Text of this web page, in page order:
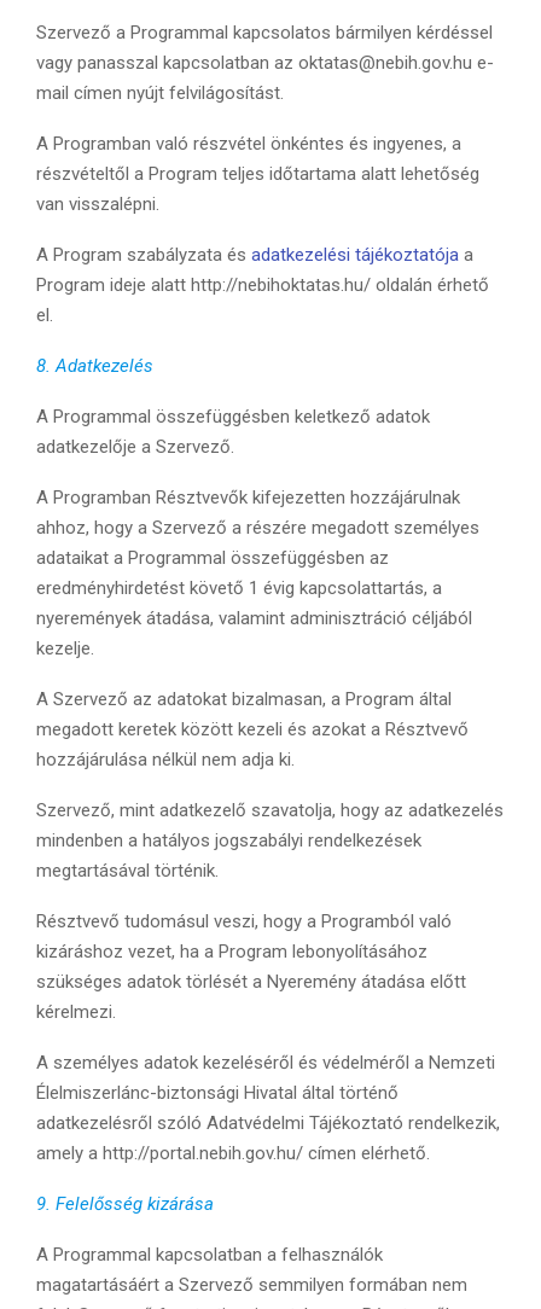
Szervező a Programmal kapcsolatos bármilyen kérdéssel
vagy panasszal kapcsolatban az oktatas@nebih.gov.hu e-
mail címen nyújt felvilágosítást.
A Programban való részvétel önkéntes és ingyenes, a
részvételtől a Program teljes időtartama alatt lehetőség
van visszalépni.
A Program szabályzata és adatkezelési tájékoztatója a
Program ideje alatt http://nebihoktatas.hu/ oldalán érhető
el.
8. Adatkezelés
A Programmal összefüggésben keletkező adatok
adatkezelője a Szervező.
A Programban Résztvevők kifejezetten hozzájárulnak
ahhoz, hogy a Szervező a részére megadott személyes
adataikat a Programmal összefüggésben az
eredményhirdetést követő 1 évig kapcsolattartás, a
nyeremények átadása, valamint adminisztráció céljából
kezelje.
A Szervező az adatokat bizalmasan, a Program által
megadott keretek között kezeli és azokat a Résztvevő
hozzájárulása nélkül nem adja ki.
Szervező, mint adatkezelő szavatolja, hogy az adatkezelés
mindenben a hatályos jogszabályi rendelkezések
megtartásával történik.
Résztvevő tudomásul veszi, hogy a Programból való
kizáráshoz vezet, ha a Program lebonyolításához
szükséges adatok törlését a Nyeremény átadása előtt
kérelmezi.
A személyes adatok kezeléséről és védelméről a Nemzeti
Élelmiszerlánc-biztonsági Hivatal által történő
adatkezelésről szóló Adatvédelmi Tájékoztató rendelkezik,
amely a http://portal.nebih.gov.hu/ címen elérhető.
9. Felelősség kizárása
A Programmal kapcsolatban a felhasználók
magatartásáért a Szervező semmilyen formában nem